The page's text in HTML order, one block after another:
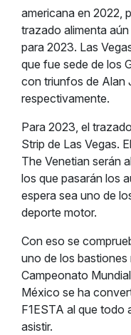
americana en 2022,
trazado alimenta
para 2023. Las
que fue sede de los
con triunfos de Alan
respectivamente.
Para 2023, el
Strip de Las Vegas.
The Venetian serán
los que pasarán los
espera sea uno de
deporte motor.
Con eso se
uno de los bastiones
Campeonato
México se ha
F1ESTA al que todo
asistir.